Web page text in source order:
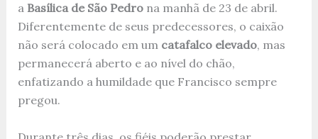
a Basílica de São Pedrona manhã de 23 de abril.
Diferentemente de seus predecessores, o caixão
não será colocado em um catafalco elevado, mas
permanecerá aberto e ao nível do chão,
enfatizando a humildade que Francisco sempre
pregou.